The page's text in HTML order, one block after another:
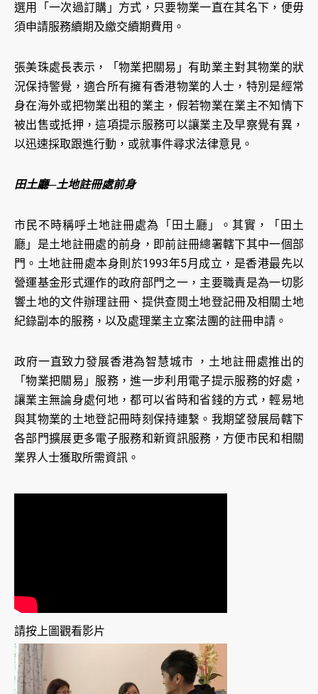
選用「一次過訂購」方式，只要物業一直在其名下，便毋
須申請服務續期及繳交續期費用。
張美珠處長表示，「物業把關易」有助業主對其物業的狀
況保持警覺，適合所有擁有香港物業的人士，特別是經常
身在海外或把物業出租的業主，假若物業在業主不知情下
被出售或抵押，這項提示服務可以讓業主及早察覺有異，
以迅速採取跟進行動，或就事件尋求法律意見。
田土廳─土地註冊處前身
市民不時稱呼土地註冊處為「田土廳」。其實，「田土
廳」是土地註冊處的前身，即前註冊總署轄下其中一個部
門。土地註冊處本身則於1993年5月成立，是香港最先以
營運基金形式運作的政府部門之一，主要職責是為一切影
響土地的文件辦理註冊、提供查閱土地登記冊及相關土地
紀錄副本的服務，以及處理業主立案法團的註冊申請。
政府一直致力發展香港為智慧城市 ，土地註冊處推出的
「物業把關易」服務，進一步利用電子提示服務的好處，
讓業主無論身處何地，都可以省時和省錢的方式，輕易地
與其物業的土地登記冊時刻保持連繫。我期望發展局轄下
各部門擴展更多電子服務和新資訊服務，方便市民和相關
業界人士獲取所需資訊。
請按上圖觀看影片